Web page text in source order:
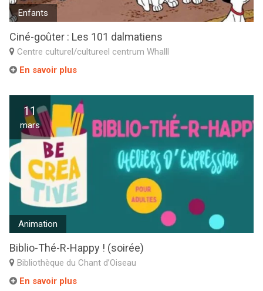
Enfants
Ciné-goûter : Les 101 dalmatiens
Centre culturel/cultureel centrum Whalll
En savoir plus
11
mars
Animation
Biblio-Thé-R-Happy ! (soirée)
Bibliothèque du Chant d’Oiseau
En savoir plus